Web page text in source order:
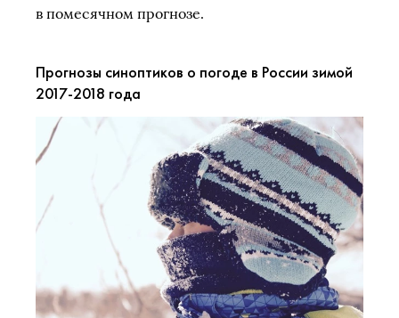
в помесячном прогнозе.
Прогнозы синоптиков о погоде в России зимой
2017-2018 года